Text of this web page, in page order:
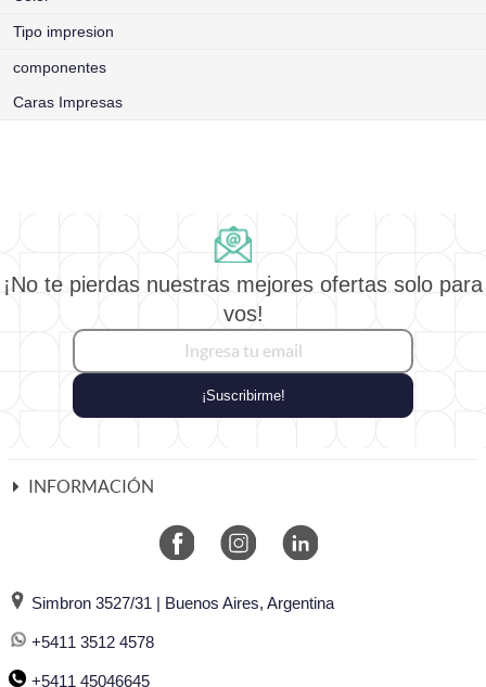
Tipo impresion
componentes
Caras Impresas
¡No te pierdas nuestras mejores ofertas solo para
vos!
¡Suscribirme!
INFORMACIÓN
Simbron 3527/31 | Buenos Aires, Argentina
+5411 3512 4578
+5411 45046645